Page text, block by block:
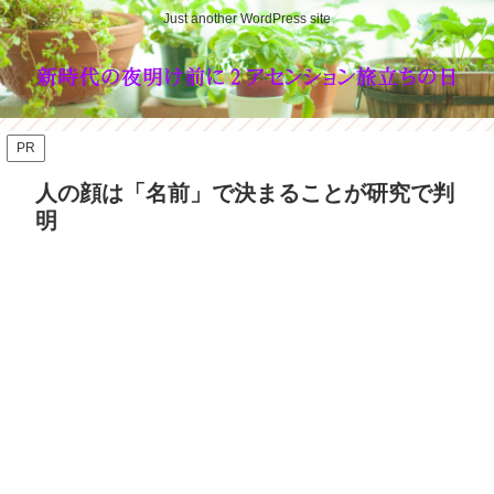
Just another WordPress site
PR
人の顔は「名前」で決まることが研究で判
明